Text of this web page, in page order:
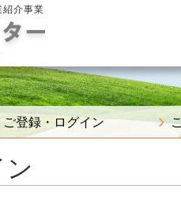
紹介事業
ご登録・ログイン
ン